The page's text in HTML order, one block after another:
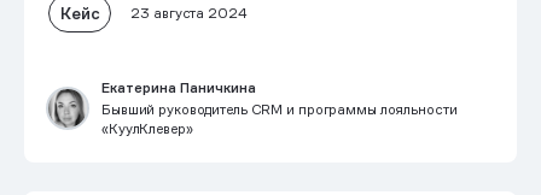
Кейс 23 августа 2024
Екатерина Паничкина
Бывший руководитель CRM и программы лояльности
«КуулКлевер»